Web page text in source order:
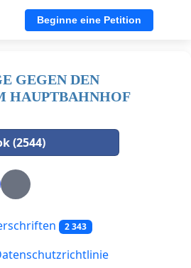
Beginne eine Petition
GEGEN DEN
HAUPTBAHNHOF
(2544)
2 343